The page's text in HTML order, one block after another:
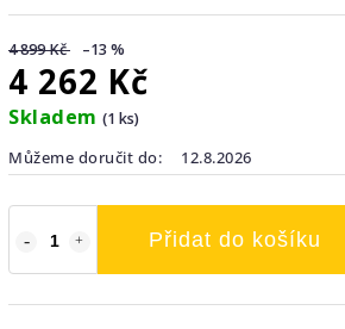
4 899 Kč –13 %
4 262 Kč
Skladem (1 ks)
Můžeme doručit do:
12.8.2026
Přidat do košíku